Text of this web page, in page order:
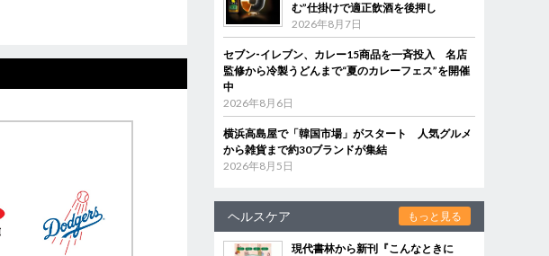
む”仕掛けで適正飲酒を後押し
2026年8月7日
セブン‐イレブン、カレー15商品を一斉投入 名店
監修から冷製うどんまで“夏のカレーフェス”を開催
中
2026年8月6日
横浜高島屋で「韓国市場」がスタート 人気グルメ
から雑貨まで約30ブランドが集結
2026年8月5日
ヘルスケア もっと見る
現代書林から新刊『こんなときに